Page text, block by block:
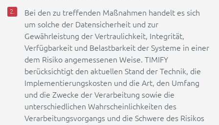
Bei den zu treffenden Maßnahmen handelt es sich
um solche der Datensicherheit und zur
Gewährleistung der Vertraulichkeit, Integrität,
Verfügbarkeit und Belastbarkeit der Systeme in einer
dem Risiko angemessenen Weise. TIMIFY
berücksichtigt den aktuellen Stand der Technik, die
Implementierungskosten und die Art, den Umfang
und die Zwecke der Verarbeitung sowie die
unterschiedlichen Wahrscheinlichkeiten des
Verarbeitungsvorgangs und die Schwere des Risikos